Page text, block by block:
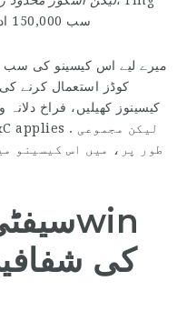
اور rose سب 150,000 ادا کریں گے۔
میرے لیے اس کیسینو کی
کوڈز استعمال کرنے
کیسینوز کھیلیں، فراخ
طور پر، میں اس کیسینو